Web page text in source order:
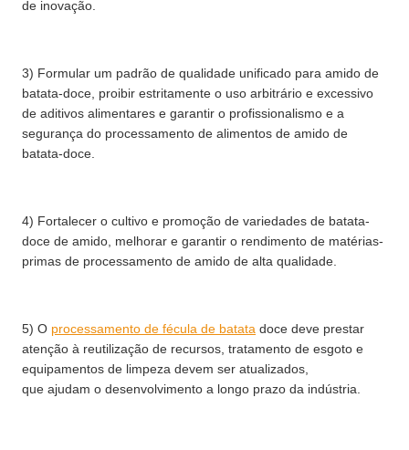
de inovação.
3) Formular um padrão de qualidade unificado para amido de
batata-doce, proibir estritamente o uso arbitrário e excessivo
de aditivos alimentares e garantir o profissionalismo e a
segurança do processamento de alimentos de amido de
batata-doce.
4) Fortalecer o cultivo e promoção de variedades de batata-
doce de amido, melhorar e garantir o rendimento de matérias-
primas de processamento de amido de alta qualidade.
5) O processamento de fécula de batata doce deve prestar
atenção à reutilização de recursos, tratamento de esgoto e
equipamentos de limpeza devem ser atualizados,
que ajudam o desenvolvimento a longo prazo da indústria.